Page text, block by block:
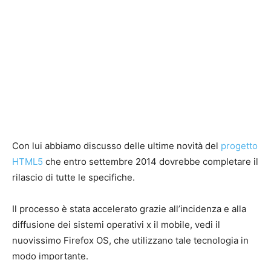
Con lui abbiamo discusso delle ultime novità del progetto
HTML5 che entro settembre 2014 dovrebbe completare il
rilascio di tutte le specifiche.
Il processo è stata accelerato grazie all’incidenza e alla
diffusione dei sistemi operativi x il mobile, vedi il
nuovissimo Firefox OS, che utilizzano tale tecnologia in
modo importante.